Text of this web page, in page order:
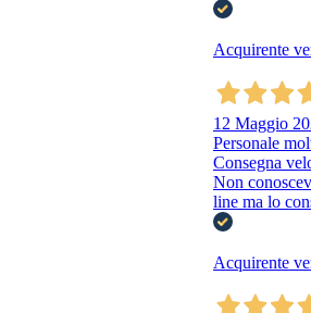
Acquirente
12 Maggio
Personale
Consegna
Non
line ma lo
Acquirente